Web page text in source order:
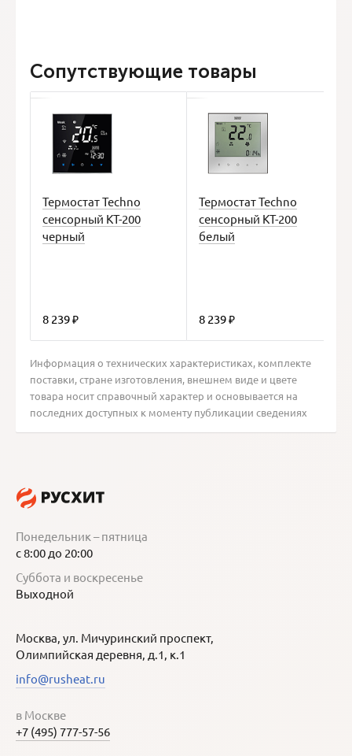
Сопутствующие товары
Термостат Techno
сенсорный КТ-200
черный
8 239₽
Термостат Techno
сенсорный КТ-200
белый
8 239₽
Информация о технических характеристиках, комплекте
поставки, стране изготовления, внешнем виде и цвете
товара носит справочный характер и основывается на
последних доступных к моменту публикации сведениях
Москва, ул. Мичуринский проспект,
Олимпийская деревня, д.1, к.1
info@rusheat.ru
Понедельник – пятница
с 8:00 до 20:00
Суббота и воскресенье
Выходной
в Москве
+7 (495) 777-57-56